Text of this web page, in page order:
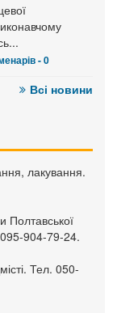
- 0
Всі новини
лакування.
095-904-79-24.
Тел. 050-